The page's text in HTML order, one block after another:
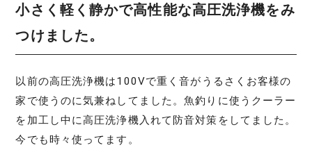
小さく軽く静かで高性能な高圧洗浄機をみ
つけました。
以前の高圧洗浄機は100Vで重く音がうるさくお客様の
家で使うのに気兼ねしてました。魚釣りに使うクーラー
を加工し中に高圧洗浄機入れて防音対策をしてました。
今でも時々使ってます。